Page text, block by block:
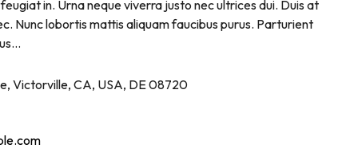
in. Urna neque viverra justo nec ultrices dui. Duis at
Nunc lobortis mattis aliquam faucibus purus. Parturient
Victorville, CA, USA, DE 08720